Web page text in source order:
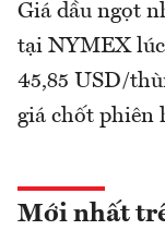
Giá dầu ngọt
tại NYMEX
45,85 USD/
giá chốt phiên
Mới nhất